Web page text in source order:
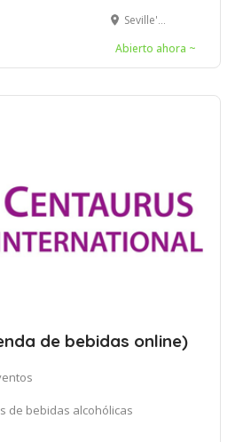
Seville's - Dubai - Dubai - Emiratos Árabes Unidos
Abierto ahora ~
de bebidas online)
de bebidas alcohólicas